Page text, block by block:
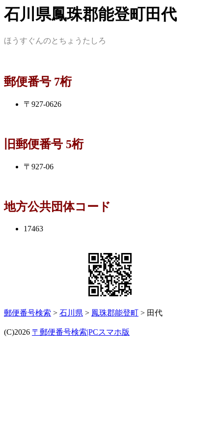
石川県鳳珠郡能登町田代
ほうすぐんのとちょうたしろ
郵便番号 7桁
〒927-0626
旧郵便番号 5桁
〒927-06
地方公共団体コード
17463
郵便番号検索 > 石川県 > 鳳珠郡能登町 > 田代
(C)2026 〒郵便番号検索|PCスマホ版